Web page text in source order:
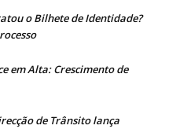
o Bilhete de Identidade?
em Alta: Crescimento de
de Trânsito lança